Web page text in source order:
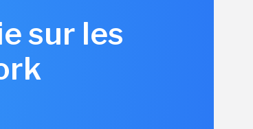
sur les